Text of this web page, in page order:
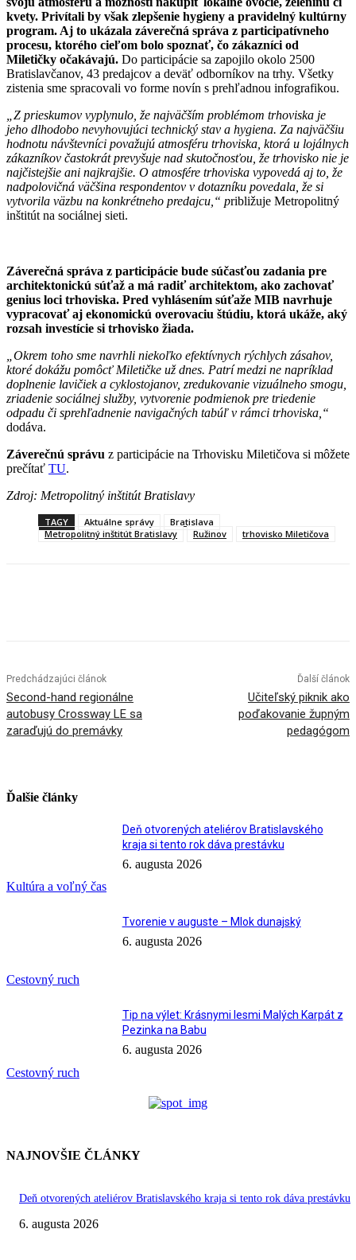
kvety. Privítali by však zlepšenie hygieny a pravidelný kultúrny
program. Aj to ukázala záverečná správa z participatívneho
procesu, ktorého cieľom bolo spoznať, čo zákazníci od
Miletičky očakávajú. Do participácie sa zapojilo okolo 2500
Bratislavčanov, 43 predajcov a deväť odborníkov na trhy. Všetky
zistenia sme spracovali vo forme novín s prehľadnou infografikou.
„Z prieskumov vyplynulo, že najväčším problémom trhoviska je
jeho dlhodobo nevyhovujúci technický stav a hygiena. Za najväčšiu
hodnotu návštevníci považujú atmosféru trhoviska, ktorá u lojálnych
zákazníkov častokrát prevyšuje nad skutočnosťou, že trhovisko nie je
najčistejšie ani najkrajšie. O atmosfére trhoviska vypovedá aj to, že
nadpolovičná väčšina respondentov v dotazníku povedala, že si
vytvorila väzbu na konkrétneho predajcu,“ približuje Metropolitný
inštitút na sociálnej sieti.
Záverečná správa z participácie bude súčasťou zadania pre
architektonickú súťaž a má radiť architektom, ako zachovať
genius loci trhoviska. Pred vyhlásením súťaže MIB navrhuje
vypracovať aj ekonomickú overovaciu štúdiu, ktorá ukáže, aký
rozsah investície si trhovisko žiada.
„Okrem toho sme navrhli niekoľko efektívnych rýchlych zásahov,
ktoré dokážu pomôcť Miletičke už dnes. Patrí medzi ne napríklad
doplnenie lavičiek a cyklostojanov, zredukovanie vizuálneho smogu,
zriadenie sociálnej služby, vytvorenie podmienok pre triedenie
odpadu či sprehľadnenie navigačných tabúľ v rámci trhoviska,“
dodáva.
Záverečnú správu z participácie na Trhovisku Miletičova si môžete
prečítať TU.
Zdroj: Metropolitný inštitút Bratislavy
TAGY Aktuálne správy
Bratislava
Metropolitný inštitút Bratislavy
Ružinov trhovisko Miletičova
Predchádzajúci článok
Second-hand regionálne
autobusy Crossway LE sa
zaraďujú do premávky
Ďalší článok
Učiteľský piknik ako
poďakovanie župným
pedagógom
Ďalšie články
Kultúra a voľný čas
Deň otvorených ateliérov Bratislavského
kraja si tento rok dáva prestávku
6. augusta 2026
Cestovný ruch
Tvorenie v auguste – Mlok dunajský
6. augusta 2026
Cestovný ruch
Tip na výlet: Krásnymi lesmi Malých Karpát z
Pezinka na Babu
6. augusta 2026
NAJNOVŠIE ČLÁNKY
Deň otvorených ateliérov Bratislavského kraja si tento rok dáva prestávku
6. augusta 2026